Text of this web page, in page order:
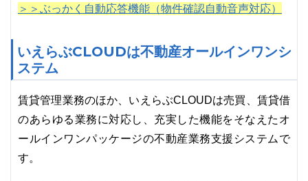
＞＞ぶっかく自動応答機能（物件確認自動音声対応）
いえらぶCLOUDは不動産オールインワンシ
ステム
賃貸管理業務のほか、いえらぶCLOUDは売買、賃貸借
のあらゆる業務に対応し、充実した機能をそなえたオ
ールインワンパッケージの不動産業務支援システムで
す。